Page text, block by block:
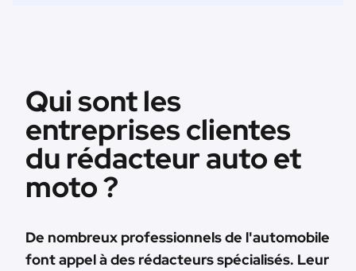
Qui sont les
entreprises clientes
du rédacteur auto et
moto ?
De nombreux professionnels de l'automobile
font appel à des rédacteurs spécialisés. Leur